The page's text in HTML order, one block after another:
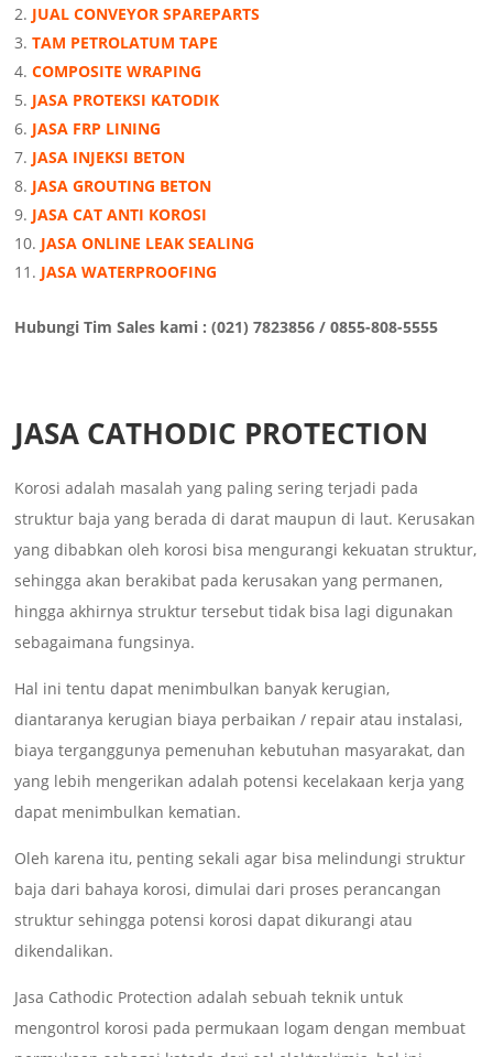
JUAL CONVEYOR SPAREPARTS
TAM PETROLATUM TAPE
COMPOSITE WRAPING
JASA PROTEKSI KATODIK
JASA FRP LINING
JASA INJEKSI BETON
JASA GROUTING BETON
JASA CAT ANTI KOROSI
JASA ONLINE LEAK SEALING
JASA WATERPROOFING
Hubungi Tim Sales kami : (021) 7823856 / 0855-808-5555
JASA CATHODIC PROTECTION
Korosi adalah masalah yang paling sering terjadi pada
struktur baja yang berada di darat maupun di laut. Kerusakan
yang dibabkan oleh korosi bisa mengurangi kekuatan struktur,
sehingga akan berakibat pada kerusakan yang permanen,
hingga akhirnya struktur tersebut tidak bisa lagi digunakan
sebagaimana fungsinya.
Hal ini tentu dapat menimbulkan banyak kerugian,
diantaranya kerugian biaya perbaikan / repair atau instalasi,
biaya terganggunya pemenuhan kebutuhan masyarakat, dan
yang lebih mengerikan adalah potensi kecelakaan kerja yang
dapat menimbulkan kematian.
Oleh karena itu, penting sekali agar bisa melindungi struktur
baja dari bahaya korosi, dimulai dari proses perancangan
struktur sehingga potensi korosi dapat dikurangi atau
dikendalikan.
Jasa Cathodic Protection adalah sebuah teknik untuk
mengontrol korosi pada permukaan logam dengan membuat